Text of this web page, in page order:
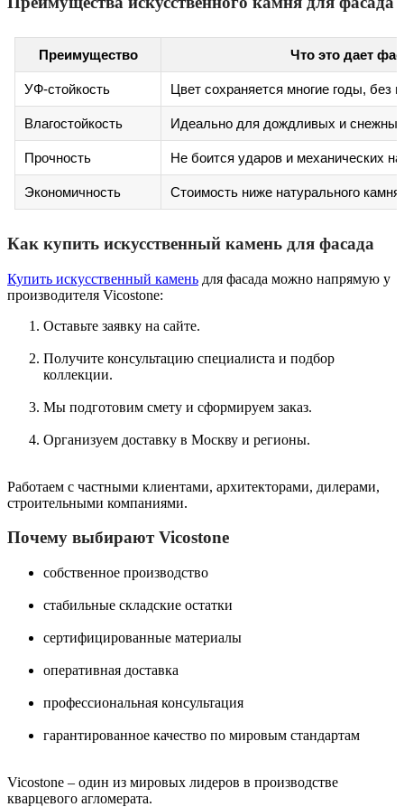
Преимущество Что это дает
УФ-стойкость Цвет сохраняется многие годы, без
Влагостойкость Идеально для дождливых и снежных
Прочность Не боится ударов и механических
Экономичность Стоимость ниже натурального камня
Как купить искусственный камень для фасада
Купить искусственный камень для фасада можно напрямую у
производителя Vicostone:
Оставьте заявку на сайте.
Получите консультацию специалиста и подбор
коллекции.
Мы подготовим смету и сформируем заказ.
Организуем доставку в Москву и регионы.
Работаем с частными клиентами, архитекторами, дилерами,
строительными компаниями.
Почему выбирают Vicostone
собственное производство
стабильные складские остатки
сертифицированные материалы
оперативная доставка
профессиональная консультация
гарантированное качество по мировым стандартам
Vicostone – один из мировых лидеров в производстве
кварцевого агломерата.